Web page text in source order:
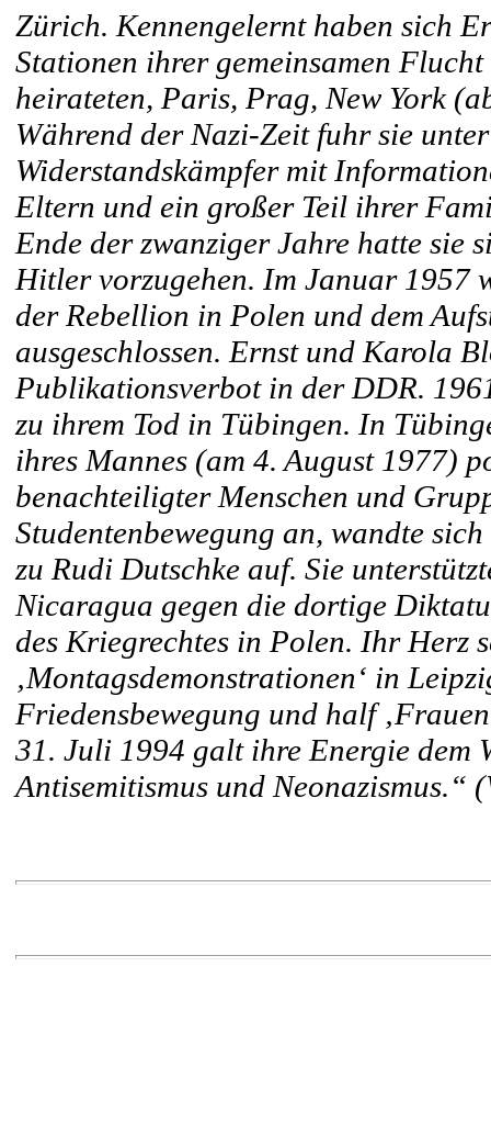
Zürich. Kennengelernt haben sich
Stationen ihrer gemeinsamen
heirateten, Paris, Prag, New York
Während der Nazi-Zeit fuhr sie
Widerstandskämpfer mit
Eltern und ein großer Teil ihrer
Ende der zwanziger Jahre hatte sie
Hitler vorzugehen. Im Januar 1957
der Rebellion in Polen und dem
ausgeschlossen. Ernst und Karola
Publikationsverbot in der DDR.
zu ihrem Tod in Tübingen. In
ihres Mannes (am 4. August 1977)
benachteiligter Menschen und
Studentenbewegung an, wandte
zu Rudi Dutschke auf. Sie
Nicaragua gegen die dortige
des Kriegrechtes in Polen. Ihr Herz
‚Montagsdemonstrationen‘ in
Friedensbewegung und half
31. Juli 1994 galt ihre Energie dem
Antisemitismus und Neonazismus.“